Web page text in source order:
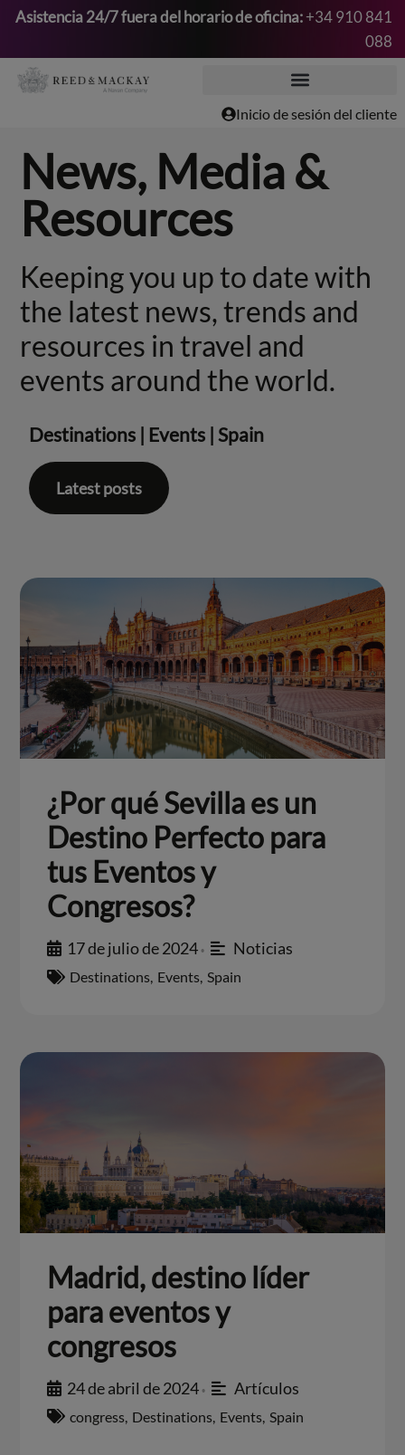
contenido
Asistencia 24/7 fuera del horario de oficina:+34 910 841
088
Inicio de sesión del cliente
News, Media &
Resources
Keeping you up to date with
the latest news, trends and
resources in travel and
events around the world.
Destinations | Events |Spain
Latest posts
¿Por qué Sevilla es un
Destino Perfecto para
tus Eventos y
Congresos?
17 de julio de 2024 • Noticias
Destinations, Events, Spain
Madrid, destino líder
para eventos y
congresos
24 de abril de 2024 • Artículos
congress Destinations Events Spain